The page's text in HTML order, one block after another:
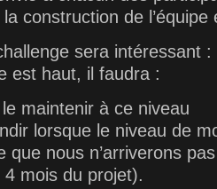
construction de l’équipe
sera intéressant
est haut, il faudra :
maintenir à ce niveau
lorsque le niveau de
que nous n’arriverons
4 mois du projet).